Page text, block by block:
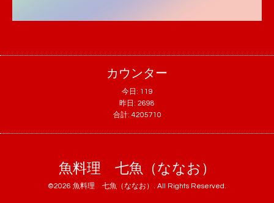
カウンター
今日: 119
昨日: 2698
合計: 4205710
魚料理 七魚（ななお）
©2026 魚料理 七魚（ななお） . All Rights Reserved.